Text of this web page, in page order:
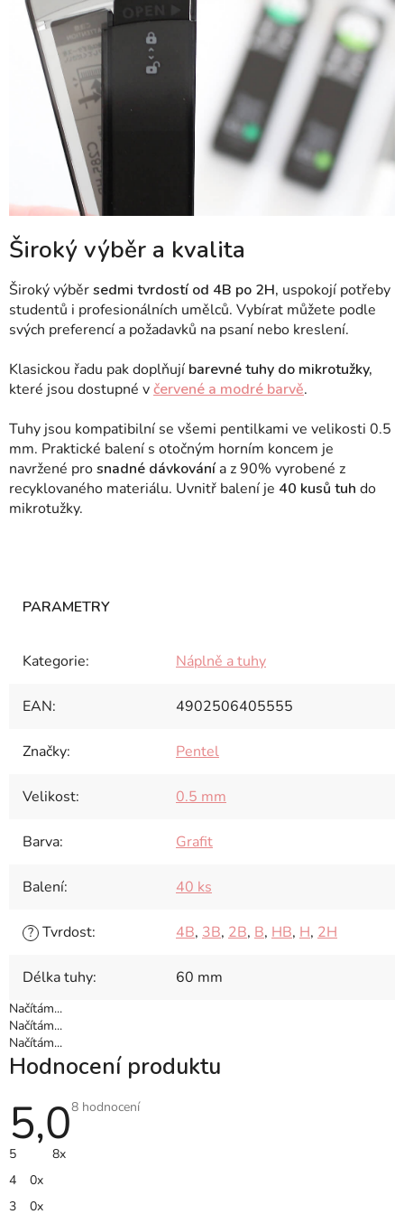
Široký výběr a kvalita
Široký výběrsedmi tvrdostí od 4B po 2H, uspokojí potřeby
studentů i profesionálních umělců. Vybírat můžete podle
svých preferencí a požadavků na psaní nebo kreslení.
Klasickou řadu pak doplňují barevné tuhy do mikrotužky,
které jsou dostupné včervené a modré barvě.
Tuhy jsou kompatibilní se všemi pentilkami ve velikosti 0.5
mm. Praktické balení s otočným horním koncem je
navržené prosnadné dávkovánía z 90% vyrobené z
recyklovaného materiálu. Uvnitř balení je 40 kusů tuh do
mikrotužky.
Kategorie: Náplně a tuhy
EAN: 4902506405555
Značky: Pentel
Velikost: 0.5 mm
Barva: Grafit
Balení: 40 ks
? Tvrdost: 4B, 3B, 2B, B, HB, H, 2H
Délka tuhy: 60 mm
Načítám...
Načítám...
Načítám...
Hodnocení produktu
5,0Průměrné
8 hodnocení
5
8x
4
0x
3
0x